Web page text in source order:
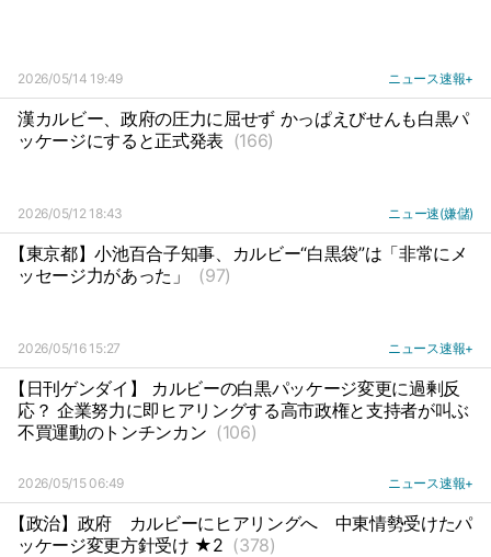
2026/05/14 19:49 ニュース速報+
漢カルビー、政府の圧力に屈せず かっぱえびせんも白黒パ
ッケージにすると正式発表 (166)
2026/05/12 18:43 ニュー速(嫌儲)
【東京都】小池百合子知事、カルビー“白黒袋”は「非常にメ
ッセージ力があった」
(97)
2026/05/16 15:27 ニュース速報+
【日刊ゲンダイ】 カルビーの白黒パッケージ変更に過剰反
応？ 企業努力に即ヒアリングする高市政権と支持者が叫ぶ
不買運動のトンチンカン (106)
2026/05/15 06:49 ニュース速報+
【政治】政府 カルビーにヒアリングへ
中東情勢受けたパ
ッケージ変更方針受け ★2 (378)